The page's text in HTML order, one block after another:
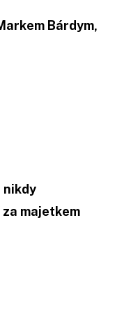
Bárdym,
nikdy
majetkem